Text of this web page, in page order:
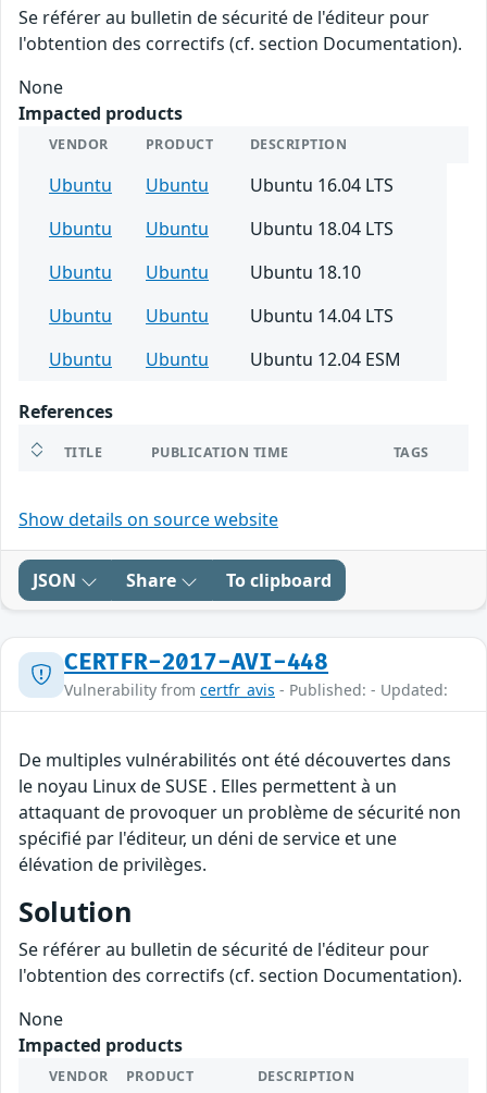
Se référer au bulletin de sécurité de l'éditeur pour
l'obtention des correctifs (cf. section Documentation).
None
Impacted products
VENDOR PRODUCT DESCRIPTION
Ubuntu Ubuntu
Ubuntu 16.04 LTS
Ubuntu
Ubuntu
Ubuntu 18.04 LTS
Ubuntu
Ubuntu
Ubuntu 18.10
Ubuntu
Ubuntu
Ubuntu 14.04 LTS
Ubuntu
Ubuntu Ubuntu 12.04 ESM
References
TITLE PUBLICATION TIME TAGS
Show details on source website
JSON Share To clipboard
CERTFR-2017-AVI-448
Vulnerability from certfr_avis - Published: - Updated:
De multiples vulnérabilités ont été découvertes dans
le noyau Linux de SUSE . Elles permettent à un
attaquant de provoquer un problème de sécurité non
spécifié par l'éditeur, un déni de service et une
élévation de privilèges.
Solution
Se référer au bulletin de sécurité de l'éditeur pour
l'obtention des correctifs (cf. section Documentation).
None
Impacted products
VENDOR PRODUCT DESCRIPTION